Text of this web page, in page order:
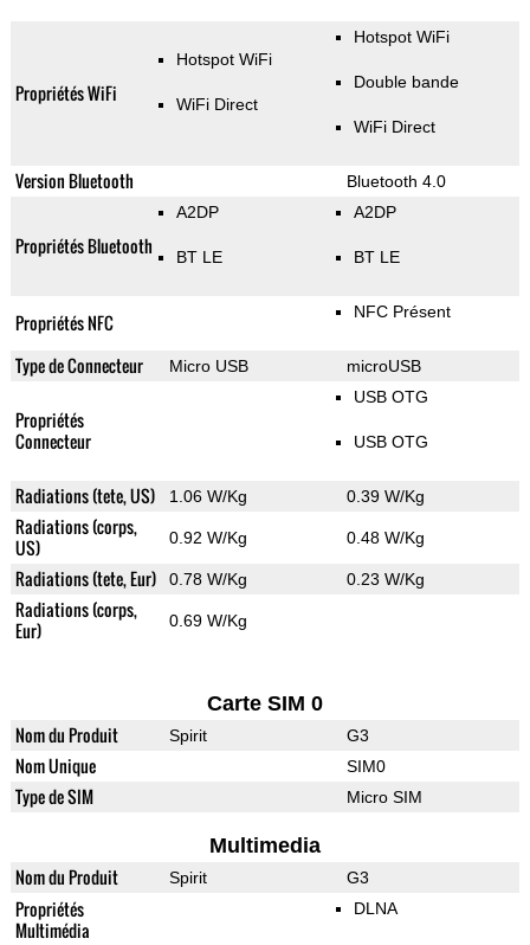
Propriétés WiFi
Hotspot WiFi
WiFi Direct
Hotspot WiFi
Double bande
WiFi Direct
Version Bluetooth Bluetooth 4.0
Propriétés Bluetooth
A2DP
BT LE
A2DP
BT LE
Propriétés NFC NFC Présent
Type de Connecteur Micro USB microUSB
Propriétés
Connecteur
USB OTG
USB OTG
Radiations (tete, US) 1.06 W/Kg 0.39 W/Kg
Radiations (corps,
US)
0.92 W/Kg 0.48 W/Kg
Radiations (tete, Eur) 0.78 W/Kg 0.23 W/Kg
Radiations (corps,
Eur)
0.69 W/Kg
Carte SIM 0
Nom du Produit Spirit G3
Nom Unique SIM0
Type de SIM Micro SIM
Multimedia
Nom du Produit Spirit G3
Propriétés
Multimédia
DLNA